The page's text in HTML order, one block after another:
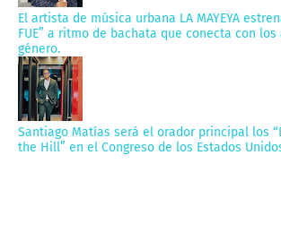
El artista de música urbana LA MAYEYA
FUE” a ritmo de bachata que conecta con
género.
Santiago Matías será el orador principal los
the Hill” en el Congreso de los Estados